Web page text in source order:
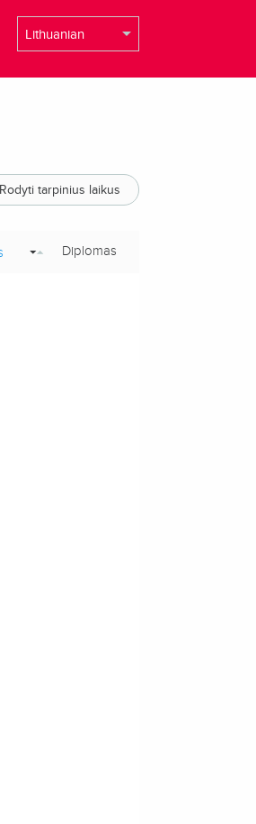
Rodyti tarpinius laikus
Diplomas